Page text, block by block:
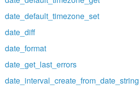
date_default_timezone_set
date_diff
date_format
date_get_last_errors
date_interval_create_from_date_string